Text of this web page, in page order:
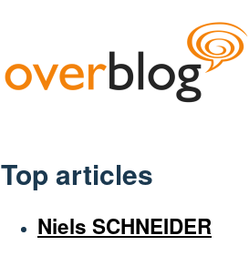
Top articles
Niels SCHNEIDER